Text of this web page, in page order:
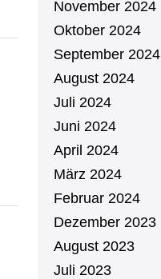
November 2024
Oktober 2024
September 2024
August 2024
Juli 2024
Juni 2024
April 2024
März 2024
Februar 2024
Dezember 2023
August 2023
Juli 2023